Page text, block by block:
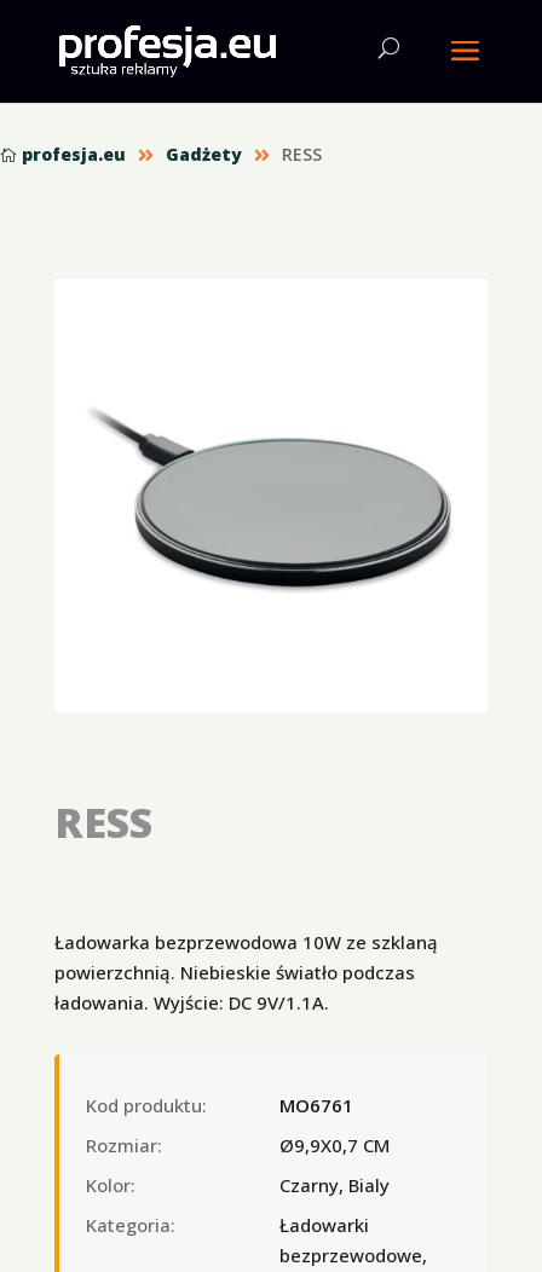
 profesja.eu  Gadżety  RESS
RESS
Ładowarka bezprzewodowa 10W ze szklaną
powierzchnią. Niebieskie światło podczas
ładowania. Wyjście: DC 9V/1.1A.
Kod produktu:
MO6761
Rozmiar:
Ø9,9X0,7 CM
Kolor:
Czarny, Bialy
Kategoria:
Ładowarki
bezprzewodowe,